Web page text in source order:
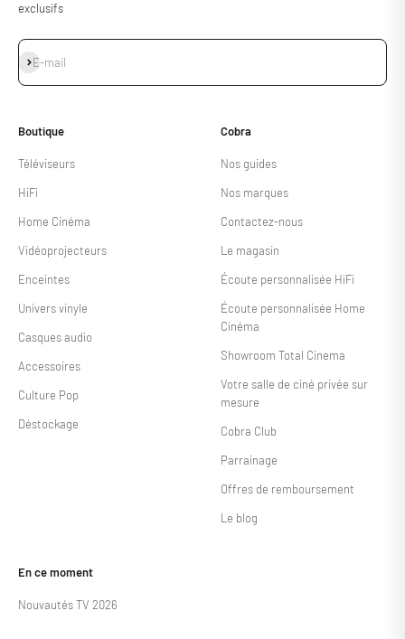
exclusifs
E-mail
S'inscrire
Boutique
Téléviseurs
HiFi
Home Cinéma
Vidéoprojecteurs
Enceintes
Univers vinyle
Casques audio
Accessoires
Culture Pop
Déstockage
Cobra
Nos guides
Nos marques
Contactez-nous
Le magasin
Écoute personnalisée HiFi
Écoute personnalisée Home
Cinéma
Showroom Total Cinema
Votre salle de ciné privée sur
mesure
Cobra Club
Parrainage
Offres de remboursement
Le blog
En ce moment
Nouvautés TV 2026